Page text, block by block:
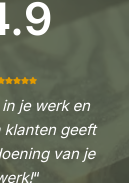
in je werk en
klanten geeft
van je
“